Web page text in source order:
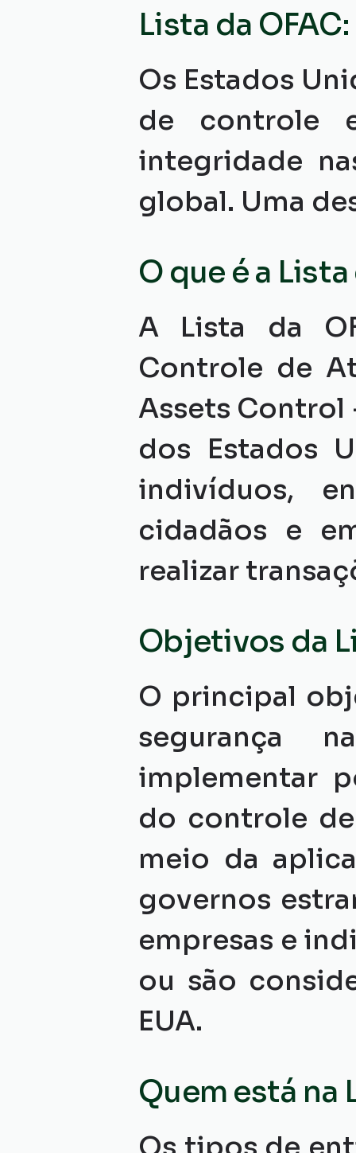
Lista da
Os Estados
de controle
integridade
global. Uma
O que é a
A Lista da
Controle de
Assets Control
dos Estados
indivíduos,
cidadãos e
realizar
Objetivos da
O principal
segurança
implementar
do controle
meio da
governos
empresas e
ou são
EUA.
Quem está na